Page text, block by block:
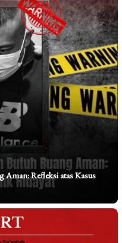
Aman: Refleksi atas Kasus